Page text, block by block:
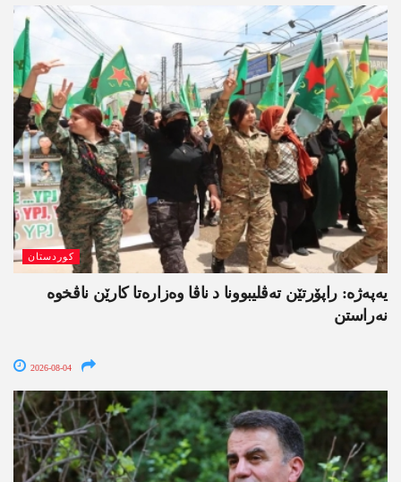
کوردستان
یەپەژە: راپۆرتێن تەڤلیبوونا د ناڤا وەزارەتا کارێن ناڤخوە
نەراستن
2026-08-04